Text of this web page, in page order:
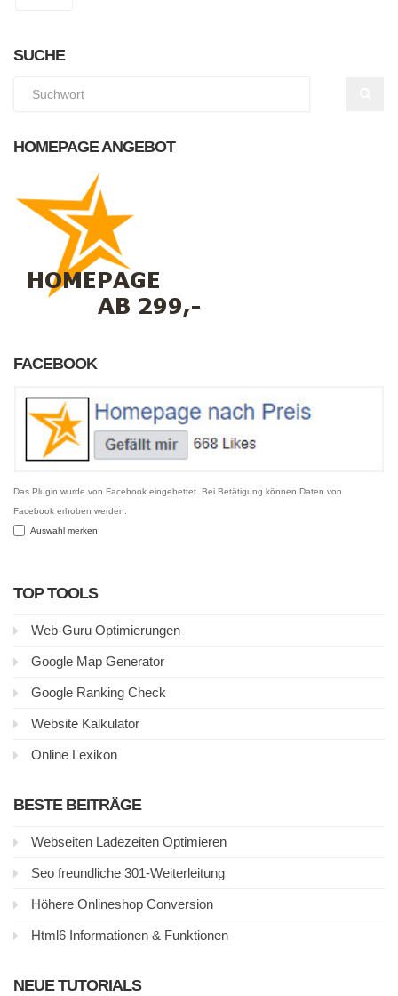
SUCHE
HOMEPAGE ANGEBOT
FACEBOOK
Das Plugin wurde von Facebook eingebettet. Bei Betätigung können Daten von
Facebook erhoben werden.
Auswahl merken
TOP TOOLS
Web-Guru Optimierungen
Google Map Generator
Google Ranking Check
Website Kalkulator
Online Lexikon
BESTE BEITRÄGE
Webseiten Ladezeiten Optimieren
Seo freundliche 301-Weiterleitung
Höhere Onlineshop Conversion
Html6 Informationen & Funktionen
NEUE TUTORIALS